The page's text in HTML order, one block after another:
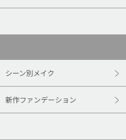
シーン別メイク
新作ファンデーション